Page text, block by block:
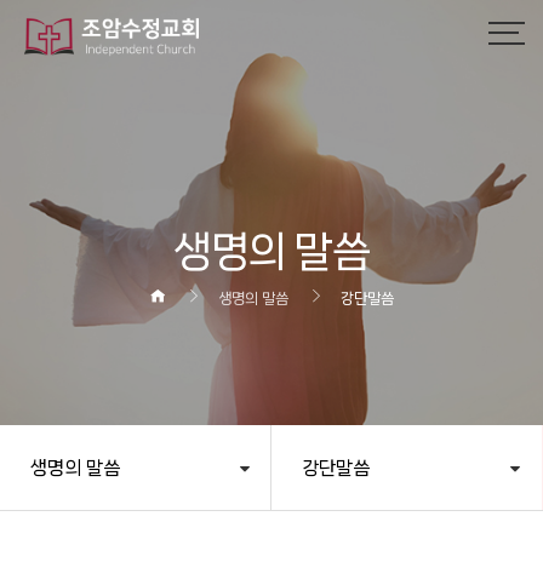
생명의 말씀
생명의 말씀 강단말씀
생명의 말씀 강단말씀